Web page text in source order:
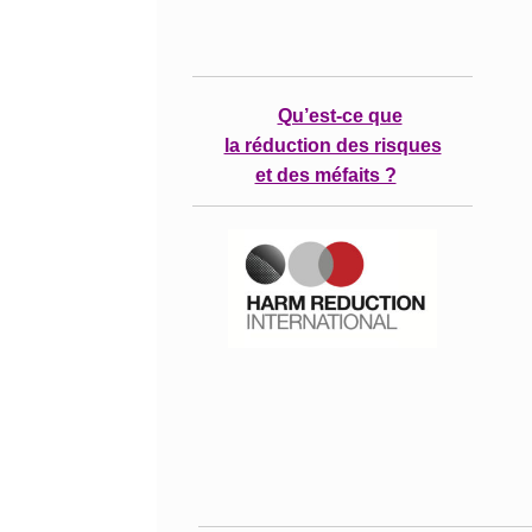
Qu’est-ce que
la réduction des risques
et des méfaits ?